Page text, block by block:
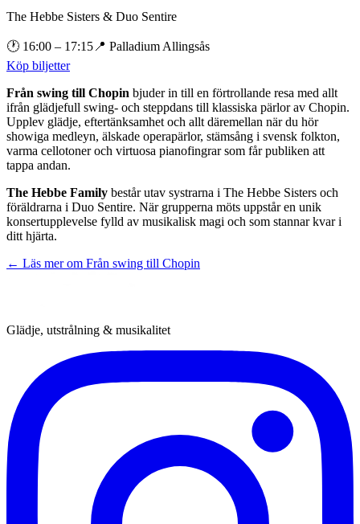
The Hebbe Sisters & Duo Sentire
🕐 16:00 – 17:15 📍 Palladium Allingsås
Köp biljetter
Från swing till Chopin bjuder in till en förtrollande resa med allt
ifrån glädjefull swing- och steppdans till klassiska pärlor av Chopin.
Upplev glädje, eftertänksamhet och allt däremellan när du hör
showiga medleyn, älskade operapärlor, stämsång i svensk folkton,
varma cellotoner och virtuosa pianofingrar som får publiken att
tappa andan.
The Hebbe Family består utav systrarna i The Hebbe Sisters och
föräldrarna i Duo Sentire. När grupperna möts uppstår en unik
konsertupplevelse fylld av musikalisk magi och som stannar kvar i
ditt hjärta.
← Läs mer om Från swing till Chopin
Glädje, utstrålning & musikalitet